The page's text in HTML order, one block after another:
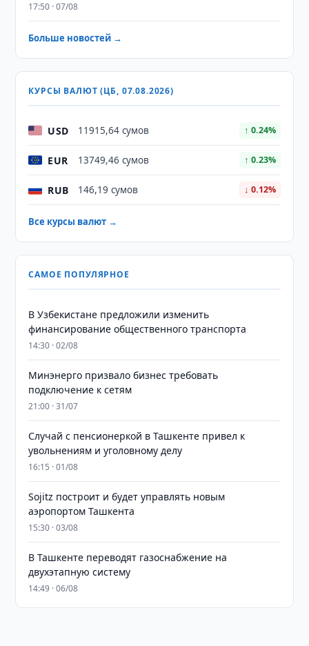
17:50 · 07/08
Больше новостей →
КУРСЫ ВАЛЮТ (ЦБ, 07.08.2026)
USD 11915,64 сумов ↑ 0.24%
EUR 13749,46 сумов ↑ 0.23%
RUB 146,19 сумов ↓ 0.12%
Все курсы валют →
САМОЕ ПОПУЛЯРНОЕ
В Узбекистане предложили изменить
финансирование общественного транспорта
14:30 · 02/08
Минэнерго призвало бизнес требовать
подключение к сетям
21:00 · 31/07
Случай с пенсионеркой в Ташкенте привел к
увольнениям и уголовному делу
16:15 · 01/08
Sojitz построит и будет управлять новым
аэропортом Ташкента
15:30 · 03/08
В Ташкенте переводят газоснабжение на
двухэтапную систему
14:49 · 06/08